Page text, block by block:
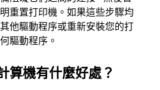
重置打印機。如果這些步驟均
他驅動程序或重新安裝您的打
驅動程序。
算機有什麼好處？